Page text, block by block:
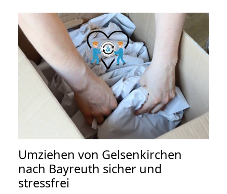
Umziehen von Gelsenkirchen
nach Bayreuth sicher und
stressfrei